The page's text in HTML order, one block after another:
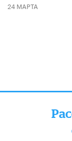
24 МАРТА